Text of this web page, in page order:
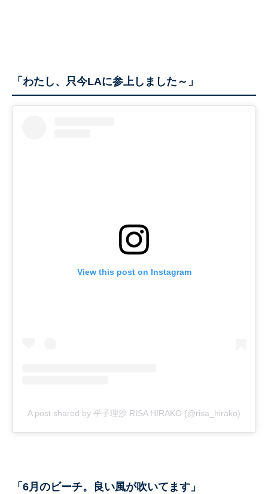
「わたし、只今LAに参上しました～」
View this post on Instagram
A post shared by 平子理沙 RISA HIRAKO (@risa_hirako)
「6月のビーチ。良い風が吹いてます」